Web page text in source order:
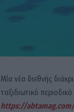
Μία νέα διεθνής
ταξιδιωτικό
https://